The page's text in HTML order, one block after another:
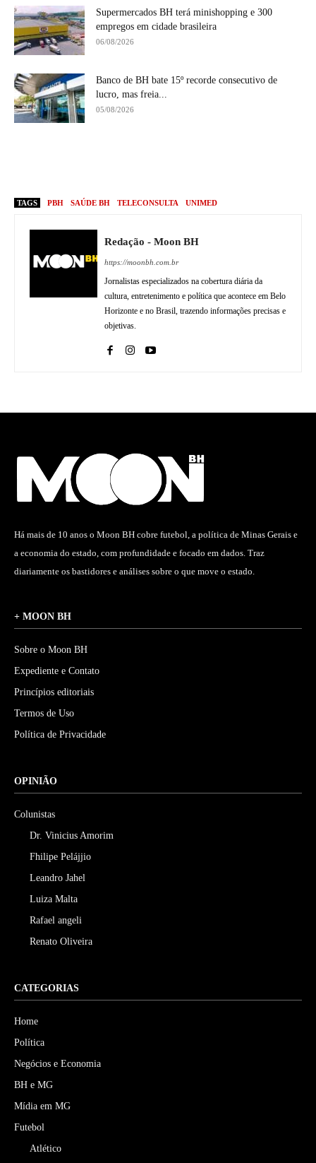
Supermercados BH terá minishopping e 300
empregos em cidade brasileira
06/08/2026
Banco de BH bate 15º recorde consecutivo de
lucro, mas freia...
05/08/2026
TAGS PBH SAÚDE BH TELECONSULTA UNIMED
Redação - Moon BH
https://moonbh.com.br
Jornalistas especializados na cobertura diária da
cultura, entretenimento e política que acontece em Belo
Horizonte e no Brasil, trazendo informações precisas e
objetivas.
Há mais de 10 anos o Moon BH cobre futebol, a política de Minas Gerais e
a economia do estado, com profundidade e focado em dados. Traz
diariamente os bastidores e análises sobre o que move o estado.
+ MOON BH
Sobre o Moon BH
Expediente e Contato
Princípios editoriais
Termos de Uso
Política de Privacidade
OPINIÃO
Colunistas
Dr. Vinicius Amorim
Fhilipe Pelájjio
Leandro Jahel
Luiza Malta
Rafael angeli
Renato Oliveira
CATEGORIAS
Home
Política
Negócios e Economia
BH e MG
Mídia em MG
Futebol
Atlético